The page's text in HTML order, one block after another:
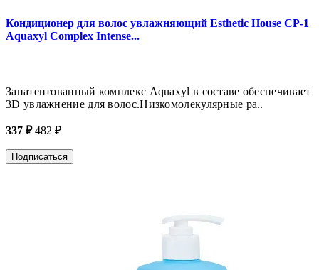
Кондиционер для волос увлажняющий Esthetic House CP-1
Aquaxyl Complex Intense...
Запатентованный комплекс Aquaxyl в составе обеспечивает
3D увлажнение для волос.Низкомолекулярные ра..
337 ₽ 482 ₽
Подписаться